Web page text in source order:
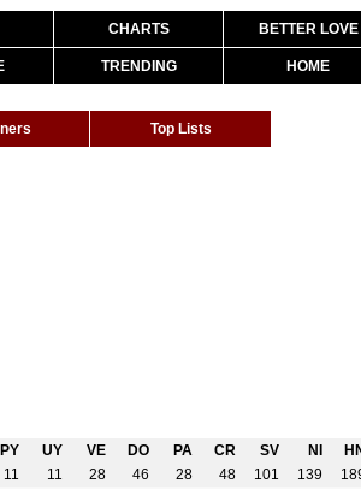
CHARTS BETTER LOVE
TRENDING HOME
Top Lists
PY UY VE DO PA CR SV NI
11 11 28 46 28 48 101 139